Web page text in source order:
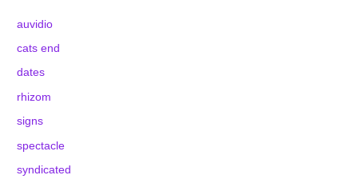
auvidio
cats end
dates
rhizom
signs
spectacle
syndicated